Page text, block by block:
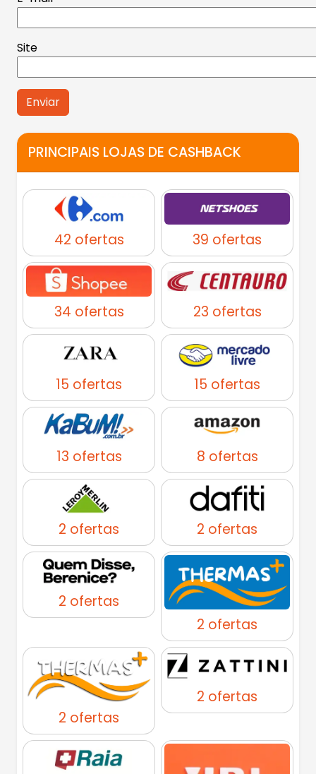
Site
Alternative:
PRINCIPAIS LOJAS DE CASHBACK
42 ofertas 39 ofertas
34 ofertas 23 ofertas
15 ofertas 15 ofertas
13 ofertas 8 ofertas
2 ofertas 2 ofertas
2 ofertas
2 ofertas
2 ofertas
2 ofertas